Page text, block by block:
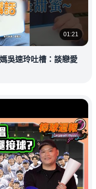
01:21
吳速玲吐槽：談戀愛